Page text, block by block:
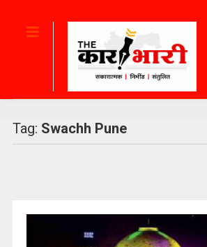
Tag: Swachh Pune